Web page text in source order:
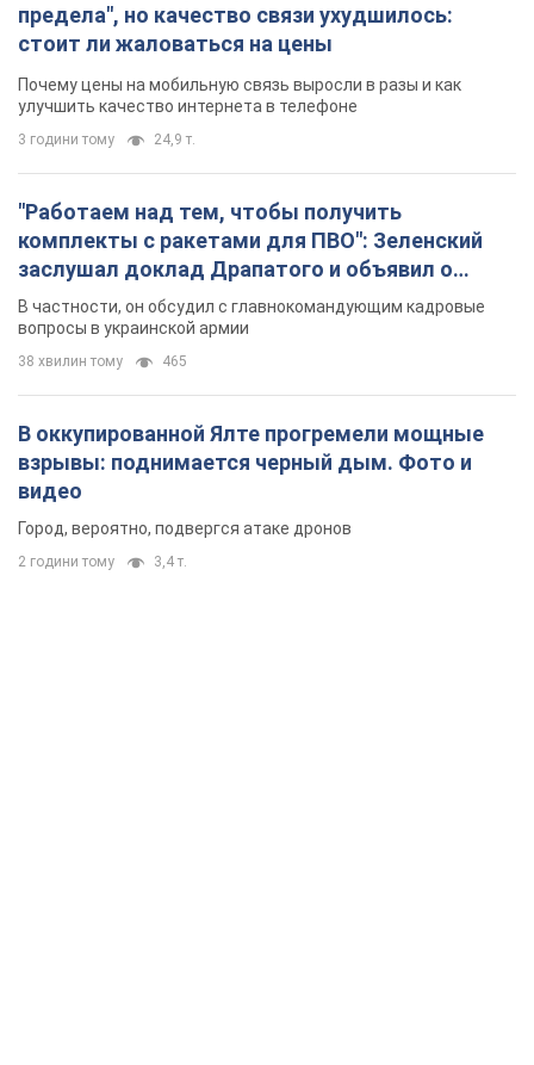
предела", но качество связи ухудшилось:
стоит ли жаловаться на цены
Почему цены на мобильную связь выросли в разы и как
улучшить качество интернета в телефоне
3 години тому 24,9 т.
"Работаем над тем, чтобы получить
комплекты с ракетами для ПВО": Зеленский
заслушал доклад Драпатого и объявил о
новых мерах
В частности, он обсудил с главнокомандующим кадровые
вопросы в украинской армии
38 хвилин тому 465
В оккупированной Ялте прогремели мощные
взрывы: поднимается черный дым. Фото и
видео
Город, вероятно, подвергся атаке дронов
2 години тому 3,4 т.